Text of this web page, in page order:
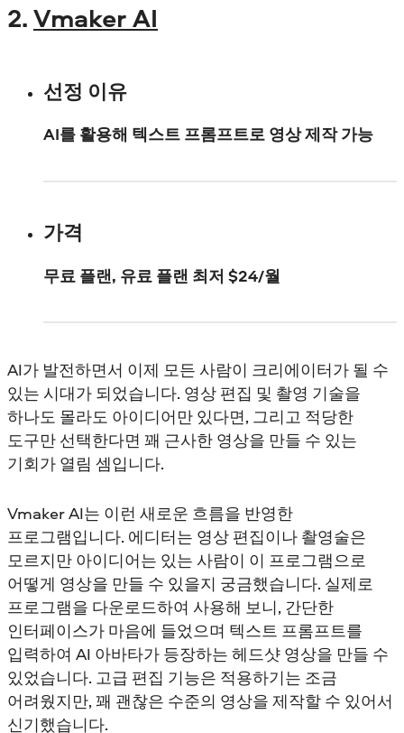
2.Vmaker AI
선정 이유
AI를 활용해 텍스트 프롬프트로 영상 제작 가능
가격
무료 플랜, 유료 플랜 최저 $24/월
AI가 발전하면서 이제 모든 사람이 크리에이터가 될 수
있는 시대가 되었습니다. 영상 편집 및 촬영 기술을
하나도 몰라도 아이디어만 있다면, 그리고 적당한
도구만 선택한다면 꽤 근사한 영상을 만들 수 있는
기회가 열림 셈입니다.
Vmaker AI는 이런 새로운 흐름을 반영한
프로그램입니다. 에디터는 영상 편집이나 촬영술은
모르지만 아이디어는 있는 사람이 이 프로그램으로
어떻게 영상을 만들 수 있을지 궁금했습니다. 실제로
프로그램을 다운로드하여 사용해 보니, 간단한
인터페이스가 마음에 들었으며 텍스트 프롬프트를
입력하여 AI 아바타가 등장하는 헤드샷 영상을 만들 수
있었습니다. 고급 편집 기능은 적용하기는 조금
어려웠지만, 꽤 괜찮은 수준의 영상을 제작할 수 있어서
신기했습니다.